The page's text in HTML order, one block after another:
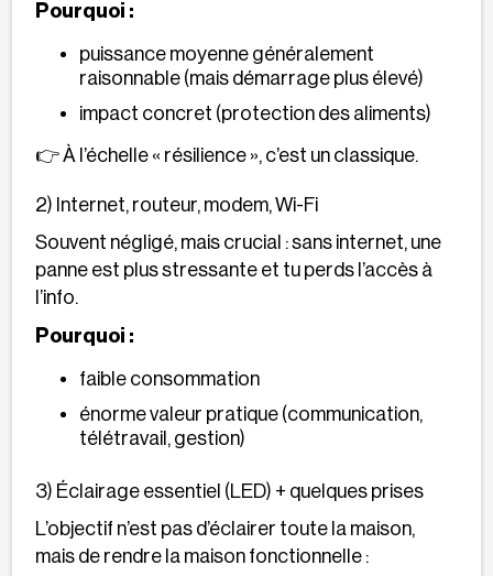
Pourquoi :
puissance moyenne généralement
raisonnable (mais démarrage plus élevé)
impact concret (protection des aliments)
👉 À l’échelle « résilience », c’est un classique.
2) Internet, routeur, modem, Wi-Fi
Souvent négligé, mais crucial : sans internet, une
panne est plus stressante et tu perds l’accès à
l’info.
Pourquoi :
faible consommation
énorme valeur pratique (communication,
télétravail, gestion)
3) Éclairage essentiel (LED) + quelques prises
L’objectif n’est pas d’éclairer toute la maison,
mais de rendre la maison fonctionnelle :